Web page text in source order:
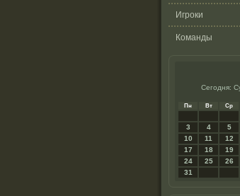
Игроки
Команды
Сегодня:
Пн Вт Ср
3
4 5
10
11 12
17
18 19
24
25 26
31